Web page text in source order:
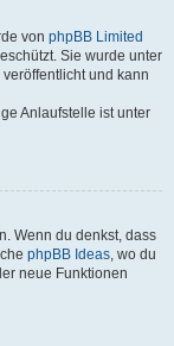
von phpBB Limited
Sie wurde unter
und kann
Anlaufstelle ist unter
Wenn du denkst, dass
phpBB Ideas, wo du
neue Funktionen